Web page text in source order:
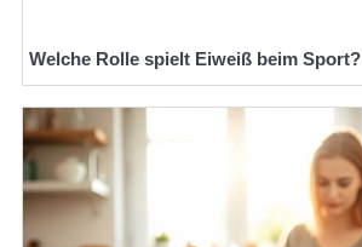
Welche Rolle spielt Eiweiß beim Sport?